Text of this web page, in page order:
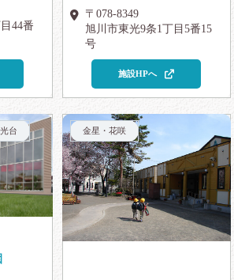
44番
〒078-8349
旭川市東光9条1丁目5番15
号
施設HPへ
台 金星・花咲